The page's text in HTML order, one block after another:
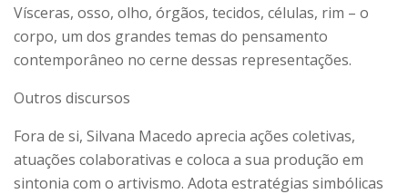
Vísceras, osso, olho, órgãos, tecidos, células, rim – o
corpo, um dos grandes temas do pensamento
contemporâneo no cerne dessas representações.
Outros discursos
Fora de si, Silvana Macedo aprecia ações coletivas,
atuações colaborativas e coloca a sua produção em
sintonia com o artivismo. Adota estratégias simbólicas